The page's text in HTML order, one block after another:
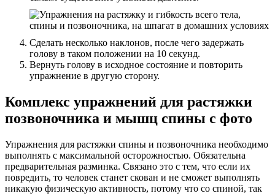
Сделать несколько наклонов, после чего задержать
голову в таком положении на 10 секунд.
Вернуть голову в исходное состояние и повторить
упражнение в другую сторону.
Комплекс упражнений для растяжки
позвоночника и мышц спины с фото
Упражнения для растяжки спины и позвоночника необходимо
выполнять с максимальной осторожностью. Обязательна
предварительная разминка. Связано это с тем, что если их
повредить, то человек станет скован и не сможет выполнять
никакую физическую активность, потому что со спиной, так